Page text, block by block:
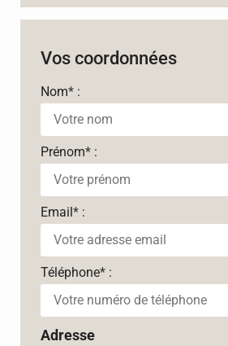
Vos coordonnées
Nom* :
Prénom* :
Email* :
Téléphone* :
Adresse